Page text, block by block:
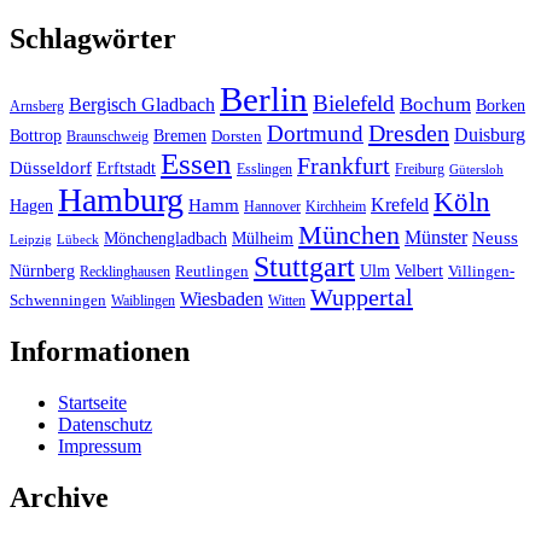
Schlagwörter
Arnsberg Bergisch Gladbach Berlin Bielefeld Bochum Borken
Bottrop Braunschweig Bremen Dorsten DortmundDresden Duisburg
Düsseldorf Erftstadt Essen Esslingen Frankfurt Freiburg Gütersloh
Hagen Hamburg Hamm Hannover Kirchheim Krefeld Köln
Leipzig Lübeck Mönchengladbach Mülheim München Münster Neuss
Nürnberg Recklinghausen Reutlingen Stuttgart Ulm Velbert Villingen-
Schwenningen Waiblingen Wiesbaden Witten Wuppertal
Informationen
Startseite
Datenschutz
Impressum
Archive